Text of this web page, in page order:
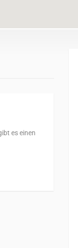
es einen